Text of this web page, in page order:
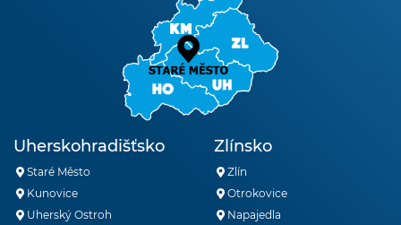
Uherskohradišťsko
Staré Město
Kunovice
Uherský Ostroh
Zlínsko
Zlín
Otrokovice
Napajedla